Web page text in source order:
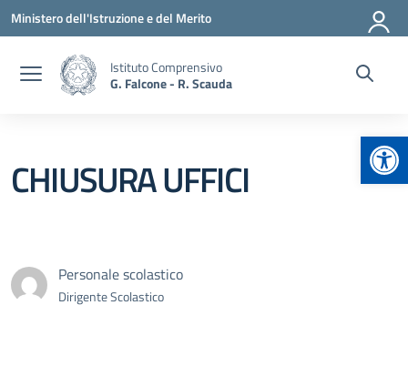
Vai ai contenuti
Vai al menu di navigazione
Vai al footer
Ministero dell'Istruzione e del Merito
Istituto Comprensivo
G. Falcone - R. Scauda
CHIUSURA UFFICI
Personale scolastico
Dirigente Scolastico